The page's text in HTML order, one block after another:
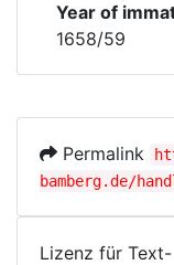
Year of
1658/59
Permalink
bamberg.de/
Lizenz für